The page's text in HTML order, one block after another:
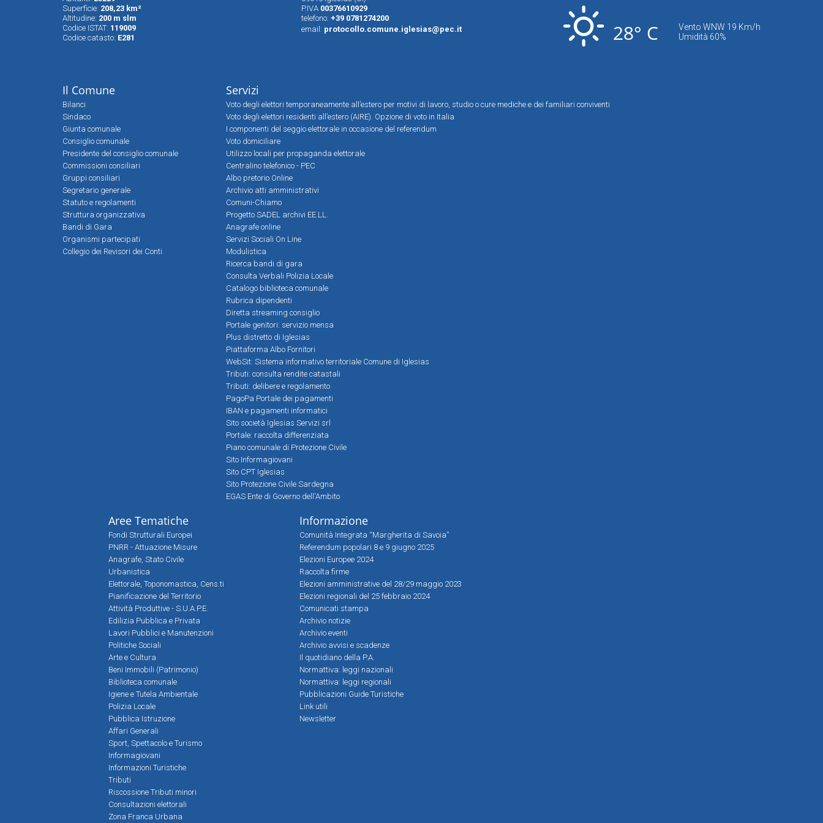
Superfìcie: 208,23 km²
Altitudine: 200 m slm
Codice ISTAT: 119009
Codice catasto: E281
P.IVA 00376610929
telefono: +39 0781274200
email: protocollo.comune.iglesias@pec.it 28° C
Vento WNW 19 Km/h
Umidità 60%
Il Comune
Bilanci
Sindaco
Giunta comunale
Consiglio comunale
Presidente del consiglio comunale
Commissioni consiliari
Gruppi consiliari
Segretario generale
Statuto e regolamenti
Struttura organizzativa
Bandi di Gara
Organismi partecipati
Collegio dei Revisori dei Conti
Servizi
Voto degli elettori temporaneamente all’estero per motivi di lavoro, studio o cure mediche e dei familiari conviventi
Voto degli elettori residenti all’estero (AIRE). Opzione di voto in Italia
I componenti del seggio elettorale in occasione del referendum
Voto domiciliare
Utilizzo locali per propaganda elettorale
Centralino telefonico - PEC
Albo pretorio Online
Archivio atti amministrativi
Comuni-Chiamo
Progetto SADEL archivi EE.LL.
Anagrafe online
Servizi Sociali On Line
Modulistica
Ricerca bandi di gara
Consulta Verbali Polizia Locale
Catalogo biblioteca comunale
Rubrica dipendenti
Diretta streaming consiglio
Portale genitori: servizio mensa
Plus distretto di Iglesias
Piattaforma Albo Fornitori
WebSit: Sistema informativo territoriale Comune di Iglesias
Tributi: consulta rendite catastali
Tributi: delibere e regolamento
PagoPa Portale dei pagamenti
IBAN e pagamenti informatici
Sito società Iglesias Servizi srl
Portale: raccolta differenziata
Piano comunale di Protezione Civile
Sito Informagiovani
Sito CPT Iglesias
Sito Protezione Civile Sardegna
EGAS Ente di Governo dell'Ambito
Aree Tematiche
Fondi Strutturali Europei
PNRR - Attuazione Misure
Anagrafe, Stato Civile
Urbanistica
Elettorale, Toponomastica, Cens.ti
Pianificazione del Territorio
Attività Produttive - S.U.A.P.E.
Edilizia Pubblica e Privata
Lavori Pubblici e Manutenzioni
Politiche Sociali
Arte e Cultura
Beni Immobili (Patrimonio)
Biblioteca comunale
Igiene e Tutela Ambientale
Polizia Locale
Pubblica Istruzione
Affari Generali
Sport, Spettacolo e Turismo
Informagiovani
Informazioni Turistiche
Tributi
Riscossione Tributi minori
Consultazioni elettorali
Zona Franca Urbana
Informazione
Comunità Integrata “Margherita di Savoia”
Referendum popolari 8 e 9 giugno 2025
Elezioni Europee 2024
Raccolta firme
Elezioni amministrative del 28/29 maggio 2023
Elezioni regionali del 25 febbraio 2024
Comunicati stampa
Archivio notizie
Archivio eventi
Archivio avvisi e scadenze
Il quotidiano della P.A.
Normattiva: leggi nazionali
Normattiva: leggi regionali
Pubblicazioni Guide Turistiche
Link utili
Newsletter